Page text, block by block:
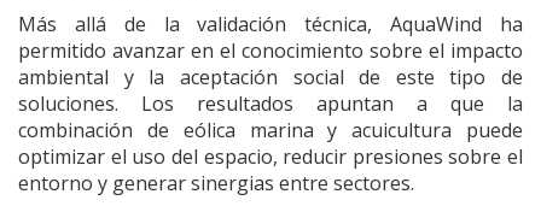
Más allá de la validación técnica, AquaWind ha
permitido avanzar en el conocimiento sobre el impacto
ambiental y la aceptación social de este tipo de
soluciones. Los resultados apuntan a que la
combinación de eólica marina y acuicultura puede
optimizar el uso del espacio, reducir presiones sobre el
entorno y generar sinergias entre sectores.